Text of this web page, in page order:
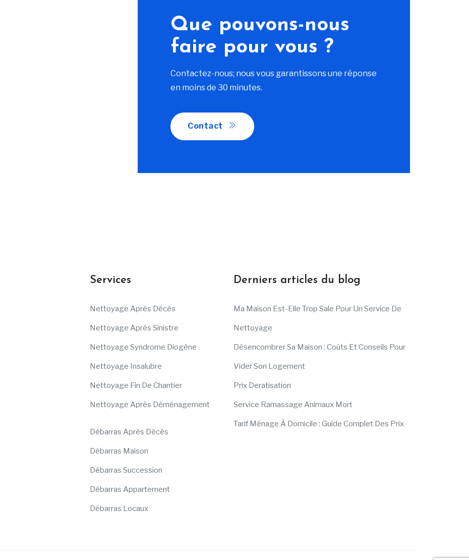
Que pouvons-nous
faire pour vous ?
Contactez-nous; nous vous garantissons une réponse
en moins de 30 minutes.
Contact
Services
Nettoyage Après Décès
Nettoyage Après Sinistre
Nettoyage Syndrome Diogène
Nettoyage Insalubre
Nettoyage Fin De Chantier
Nettoyage Après Déménagement
Débarras Après Décès
Débarras Maison
Débarras Succession
Débarras Appartement
Débarras Locaux
Derniers articles du blog
Ma Maison Est-Elle Trop Sale Pour Un Service De
Nettoyage
Désencombrer Sa Maison : Coûts Et Conseils Pour
Vider Son Logement
Prix Deratisation
Service Ramassage Animaux Mort
Tarif Ménage À Domicile : Guide Complet Des Prix